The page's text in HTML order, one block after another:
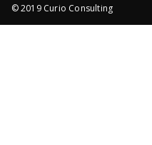
© 2019 Curio Consulting